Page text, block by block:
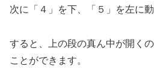
次に「４」を下、「５」を左に動
すると、上の段の真ん中が開く
ことができます。